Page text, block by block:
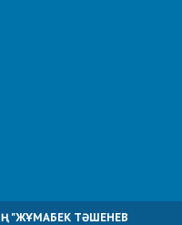
"ЖҰМАБЕК ТӘШЕНЕВ